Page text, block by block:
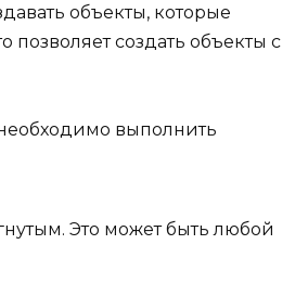
объекты, которые
создать объекты с
выполнить
Это может быть любой